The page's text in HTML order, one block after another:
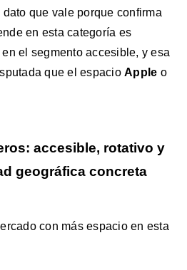
que vale porque confirma
en esta categoría es
el segmento accesible, y esa
que el espacio Apple o
accesible, rotativo y
geográfica concreta
con más espacio en esta